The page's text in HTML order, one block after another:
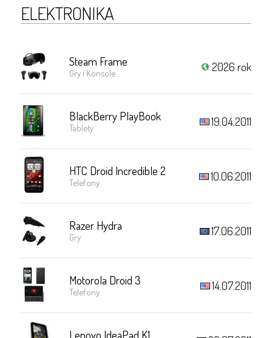
ELEKTRONIKA
Steam Frame
Gry i Konsole 2026 rok
BlackBerry PlayBook
Tablety 19.04.2011
HTC Droid Incredible 2
Telefony 10.06.2011
Razer Hydra
Gry 17.06.2011
Motorola Droid 3
Telefony 14.07.2011
Lenovo IdeaPad K1